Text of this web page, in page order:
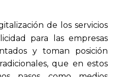
de los servicios
para las empresas
y toman posición
que en estos